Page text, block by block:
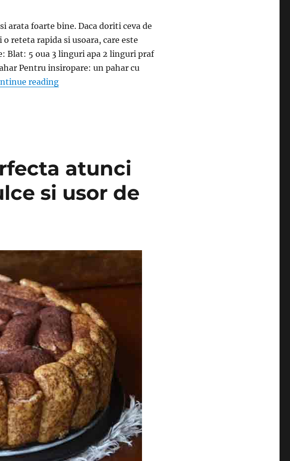
arata foarte bine. Daca doriti ceva de
reteta rapida si usoara, care este
Blat: 5 oua 3 linguri apa 2 linguri praf
Pentru insiropare: un pahar cu
reading“Prajitura Miracol- Spumoasa si usor de facut. Are un
atunci
si usor de